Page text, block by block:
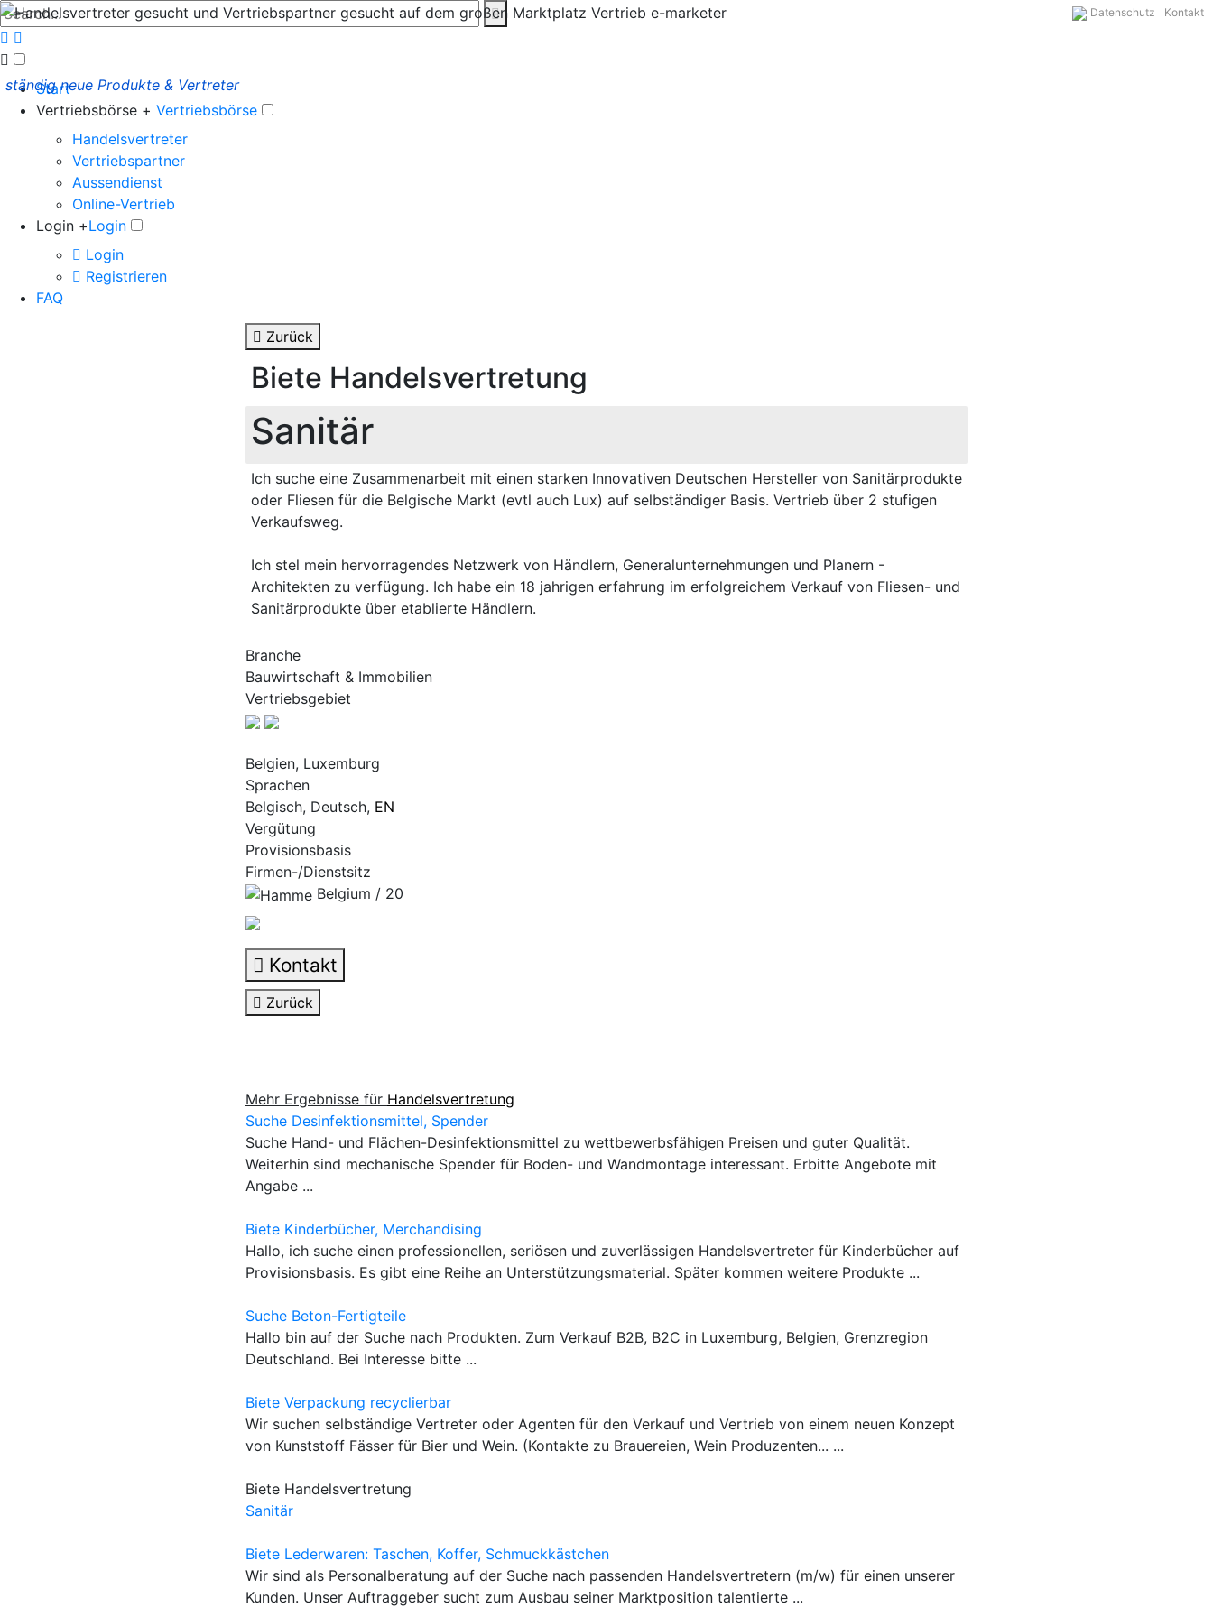
ständig neue Produkte & Vertreter
Datenschutz Kontakt
Start
Vertriebsbörse + Vertriebsbörse
Handelsvertreter
Vertriebspartner
Aussendienst
Online-Vertrieb
Login +Login
Login
Registrieren
FAQ
Zurück
Biete Handelsvertretung
Sanitär
Ich suche eine Zusammenarbeit mit einen starken Innovativen Deutschen Hersteller von Sanitärprodukte
oder Fliesen für die Belgische Markt (evtl auch Lux) auf selbständiger Basis. Vertrieb über 2 stufigen
Verkaufsweg.
Ich stel mein hervorragendes Netzwerk von Händlern, Generalunternehmungen und Planern -
Architekten zu verfügung. Ich habe ein 18 jahrigen erfahrung im erfolgreichem Verkauf von Fliesen- und
Sanitärprodukte über etablierte Händlern.
Branche
Bauwirtschaft & Immobilien
Vertriebsgebiet
Belgien, Luxemburg
Sprachen
Belgisch, Deutsch, EN
Vergütung
Provisionsbasis
Firmen-/Dienstsitz
Belgium / 20
Kontakt
Zurück
Mehr Ergebnisse für Handelsvertretung
Suche Desinfektionsmittel, Spender
Suche Hand- und Flächen-Desinfektionsmittel zu wettbewerbsfähigen Preisen und guter Qualität.
Weiterhin sind mechanische Spender für Boden- und Wandmontage interessant. Erbitte Angebote mit
Angabe ...
Biete Kinderbücher, Merchandising
Hallo, ich suche einen professionellen, seriösen und zuverlässigen Handelsvertreter für Kinderbücher auf
Provisionsbasis. Es gibt eine Reihe an Unterstützungsmaterial. Später kommen weitere Produkte ...
Suche Beton-Fertigteile
Hallo bin auf der Suche nach Produkten. Zum Verkauf B2B, B2C in Luxemburg, Belgien, Grenzregion
Deutschland. Bei Interesse bitte ...
Biete Verpackung recyclierbar
Wir suchen selbständige Vertreter oder Agenten für den Verkauf und Vertrieb von einem neuen Konzept
von Kunststoff Fässer für Bier und Wein. (Kontakte zu Brauereien, Wein Produzenten... ...
Biete Handelsvertretung
Sanitär
Biete Lederwaren: Taschen, Koffer, Schmuckkästchen
Wir sind als Personalberatung auf der Suche nach passenden Handelsvertretern (m/w) für einen unserer
Kunden. Unser Auftraggeber sucht zum Ausbau seiner Marktposition talentierte ...